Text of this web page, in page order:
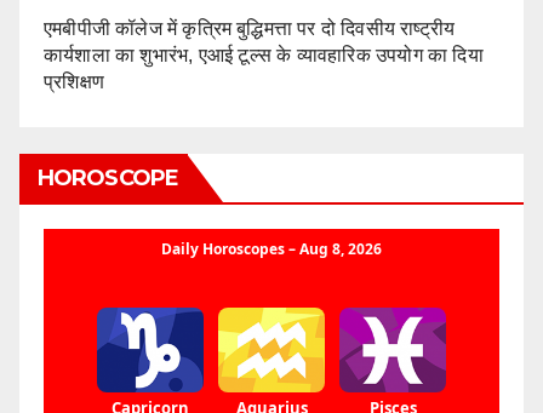
एमबीपीजी कॉलेज में कृत्रिम बुद्धिमत्ता पर दो दिवसीय राष्ट्रीय
कार्यशाला का शुभारंभ, एआई टूल्स के व्यावहारिक उपयोग का दिया
प्रशिक्षण
HOROSCOPE